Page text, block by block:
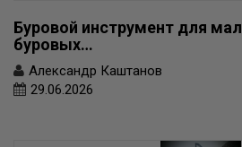
Буровой инструмент для
буровых…
Александр Каштанов
29.06.2026